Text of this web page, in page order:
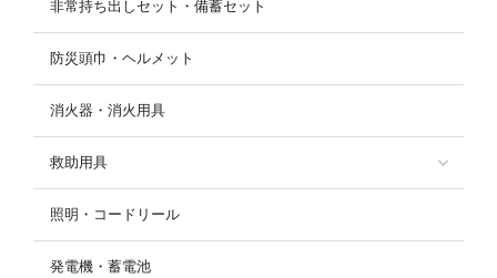
非常持ち出しセット・備蓄セット
防災頭巾・ヘルメット
消火器・消火用具
救助用具
照明・コードリール
発電機・蓄電池